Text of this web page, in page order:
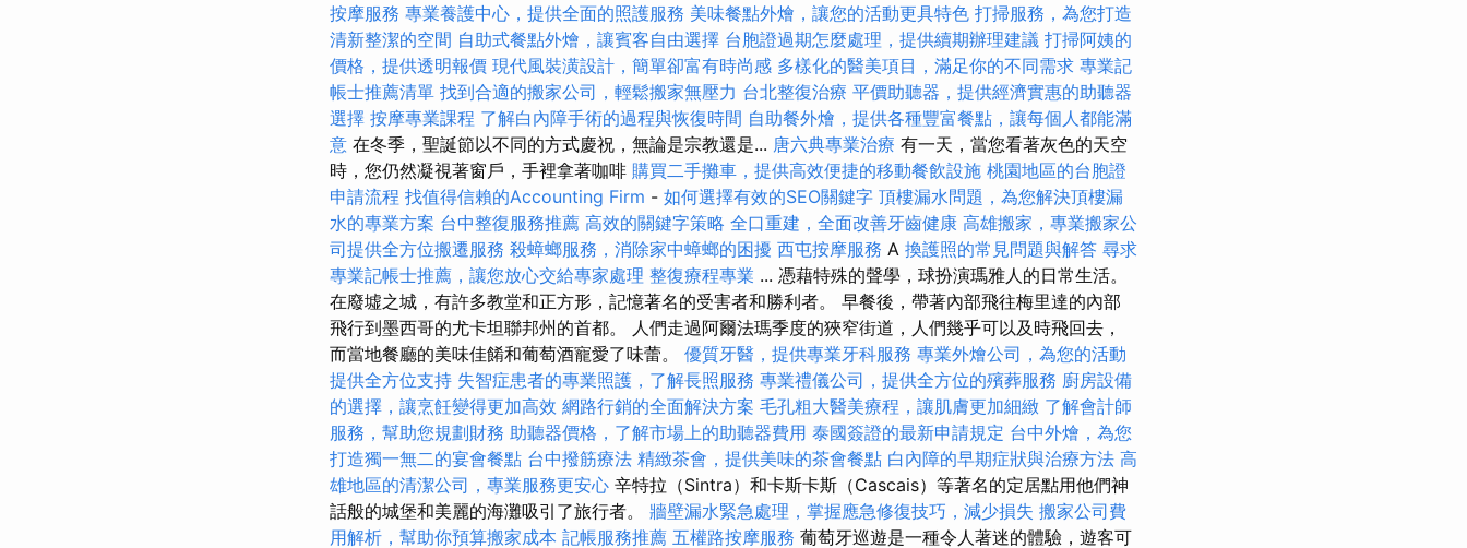
按摩服務 專業養護中心，提供全面的照護服務 美味餐點外燴，讓您的活動更具特色 打掃服務，為您打造
清新整潔的空間 自助式餐點外燴，讓賓客自由選擇 台胞證過期怎麼處理，提供續期辦理建議 打掃阿姨的
價格，提供透明報價 現代風裝潢設計，簡單卻富有時尚感 多樣化的醫美項目，滿足你的不同需求 專業記
帳士推薦清單 找到合適的搬家公司，輕鬆搬家無壓力 台北整復治療 平價助聽器，提供經濟實惠的助聽器
選擇 按摩專業課程 了解白內障手術的過程與恢復時間 自助餐外燴，提供各種豐富餐點，讓每個人都能滿
意 在冬季，聖誕節以不同的方式慶祝，無論是宗教還是... 唐六典專業治療 有一天，當您看著灰色的天空
時，您仍然凝視著窗戶，手裡拿著咖啡 購買二手攤車，提供高效便捷的移動餐飲設施 桃園地區的台胞證
申請流程 找值得信賴的Accounting Firm - 如何選擇有效的SEO關鍵字 頂樓漏水問題，為您解決頂樓漏
水的專業方案 台中整復服務推薦 高效的關鍵字策略 全口重建，全面改善牙齒健康 高雄搬家，專業搬家公
司提供全方位搬遷服務 殺蟑螂服務，消除家中蟑螂的困擾 西屯按摩服務 A 換護照的常見問題與解答 尋求
專業記帳士推薦，讓您放心交給專家處理 整復療程專業 ... 憑藉特殊的聲學，球扮演瑪雅人的日常生活。
在廢墟之城，有許多教堂和正方形，記憶著名的受害者和勝利者。 早餐後，帶著內部飛往梅里達的內部
飛行到墨西哥的尤卡坦聯邦州的首都。 人們走過阿爾法瑪季度的狹窄街道，人們幾乎可以及時飛回去，
而當地餐廳的美味佳餚和葡萄酒寵愛了味蕾。 優質牙醫，提供專業牙科服務 專業外燴公司，為您的活動
提供全方位支持 失智症患者的專業照護，了解長照服務 專業禮儀公司，提供全方位的殯葬服務 廚房設備
的選擇，讓烹飪變得更加高效 網路行銷的全面解決方案 毛孔粗大醫美療程，讓肌膚更加細緻 了解會計師
服務，幫助您規劃財務 助聽器價格，了解市場上的助聽器費用 泰國簽證的最新申請規定 台中外燴，為您
打造獨一無二的宴會餐點 台中撥筋療法 精緻茶會，提供美味的茶會餐點 白內障的早期症狀與治療方法 高
雄地區的清潔公司，專業服務更安心 辛特拉（Sintra）和卡斯卡斯（Cascais）等著名的定居點用他們神
話般的城堡和美麗的海灘吸引了旅行者。 牆壁漏水緊急處理，掌握應急修復技巧，減少損失 搬家公司費
用解析，幫助你預算搬家成本 記帳服務推薦 五權路按摩服務 葡萄牙巡遊是一種令人著迷的體驗，遊客可